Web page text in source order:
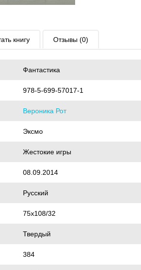
книгу Отзывы (0)
Фантастика
978-5-699-57017-1
Вероника Рот
Эксмо
Жестокие игры
08.09.2014
Русский
75x108/32
Твердый
384